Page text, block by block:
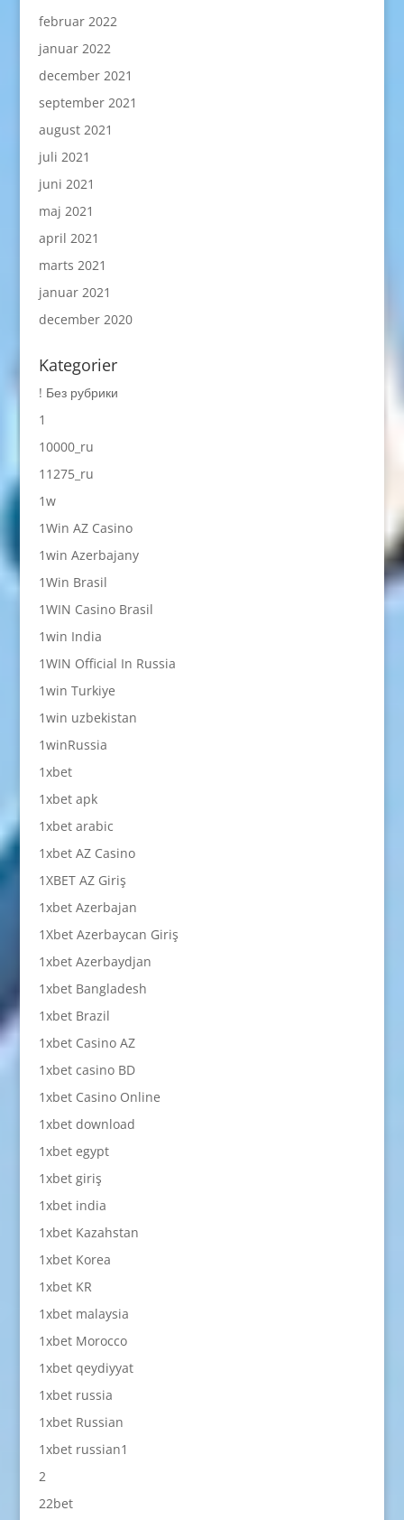
februar 2022
januar 2022
december 2021
september 2021
august 2021
juli 2021
juni 2021
maj 2021
april 2021
marts 2021
januar 2021
december 2020
Kategorier
! Без рубрики
1
10000_ru
11275_ru
1w
1Win AZ Casino
1win Azerbajany
1Win Brasil
1WIN Casino Brasil
1win India
1WIN Official In Russia
1win Turkiye
1win uzbekistan
1winRussia
1xbet
1xbet apk
1xbet arabic
1xbet AZ Casino
1XBET AZ Giriş
1xbet Azerbajan
1Xbet Azerbaycan Giriş
1xbet Azerbaydjan
1xbet Bangladesh
1xbet Brazil
1xbet Casino AZ
1xbet casino BD
1xbet Casino Online
1xbet download
1xbet egypt
1xbet giriş
1xbet india
1xbet Kazahstan
1xbet Korea
1xbet KR
1xbet malaysia
1xbet Morocco
1xbet qeydiyyat
1xbet russia
1xbet Russian
1xbet russian1
2
22bet